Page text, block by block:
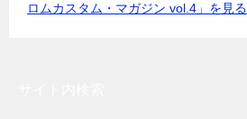
ロムカスタム・マガジン vol.4」を見る